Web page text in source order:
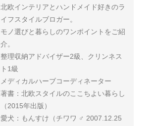
北欧インテリアとハンドメイド好きのラ
イフスタイルブロガー。
モノ選びと暮らしのワンポイントをご紹
介。
整理収納アドバイザー2級、クリンネス
ト1級
メディカルハーブコーディネーター
著書：北欧スタイルのここちよい暮らし
（2015年出版）
愛犬：もんすけ（チワワ ♂ 2007.12.25